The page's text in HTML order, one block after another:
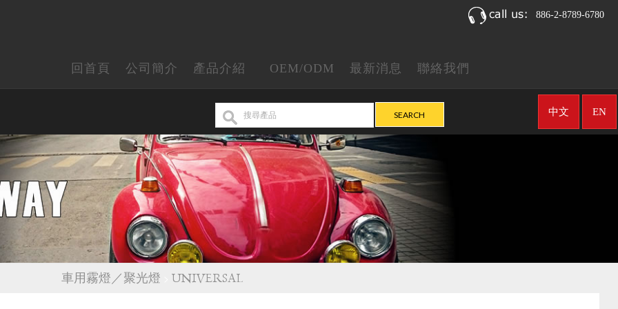
886-2-8789-6780
回首頁 公司簡介 產品介紹 OEM/ODM 最新消息 聯絡我們
EN
中文
車用霧燈／聚光燈 >UNIVERSAL